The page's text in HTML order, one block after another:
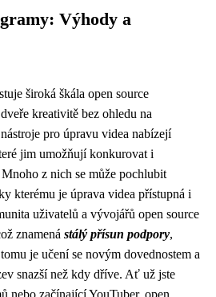
Výhody a
široká škála open source
kreativitě bez ohledu na
pro úpravu videa nabízejí
jim umožňují konkurovat i
z nich se může pochlubit
kterému je úprava videa přístupná i
uživatelů a vývojářů open source
znamená stálý přísun podpory,
je učení se novým dovednostem a
snazší než kdy dříve. Ať už jste
nebo začínající YouTuber, open